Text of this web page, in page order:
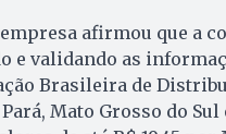
afirmou que a
e validando as
Brasileira de
Mato Grosso do